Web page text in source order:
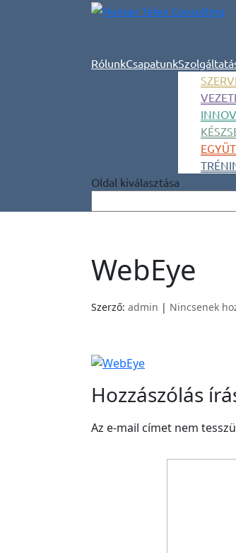
RólunkCsapatunk
Oldal kiválasztása
WebEye
Szerző: admin | Nincsenek
Hozzászólás
Az e-mail címet nem